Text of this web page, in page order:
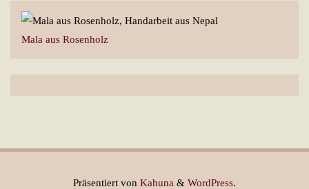
Mala aus Rosenholz
Präsentiert von Kahuna & WordPress.